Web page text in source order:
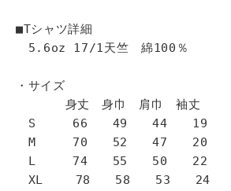
■Tシャツ詳細
5.6oz 17/1天竺 綿100％
・サイズ
身丈 身巾 肩巾 袖丈
S 66 49 44 19
M 70 52 47 20
L 74 55 50 22
XL 78 58 53 24